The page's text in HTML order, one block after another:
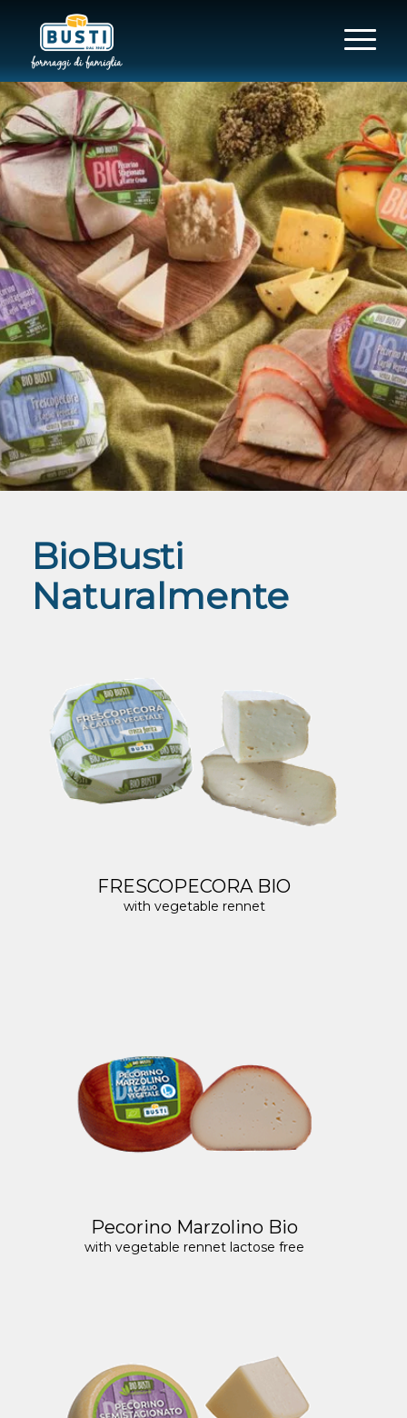
BioBusti
Naturalmente
FRESCOPECORA BIO
with vegetable rennet
Pecorino Marzolino Bio
with vegetable rennet lactose free